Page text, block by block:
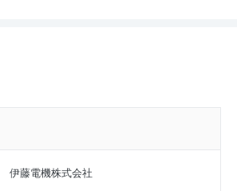
伊藤電機株式会社